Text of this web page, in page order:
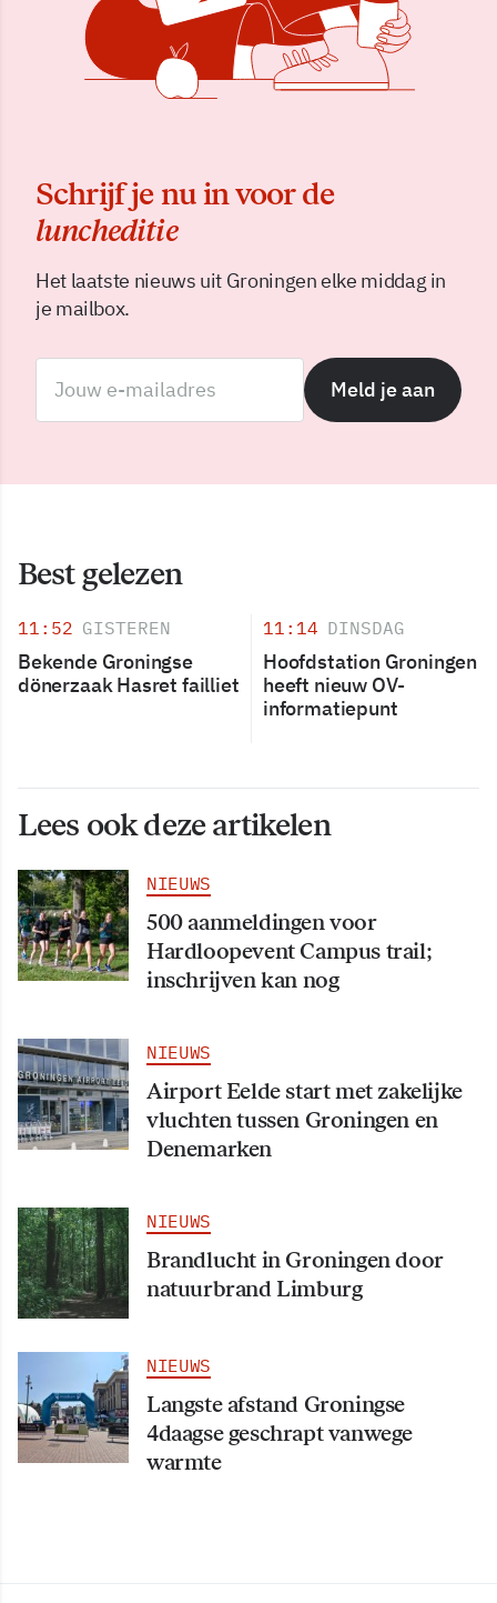
Schrijf je nu in voor de
luncheditie
Het laatste nieuws uit Groningen elke middag in
je mailbox.
Meld je aan
Best gelezen
11:52 GISTEREN
Bekende Groningse
dönerzaak Hasret failliet
11:14 DINSDAG
Hoofdstation Groningen
heeft nieuw OV-
informatiepunt
Lees ook deze artikelen
NIEUWS
500 aanmeldingen voor
Hardloopevent Campus trail;
inschrijven kan nog
NIEUWS
Airport Eelde start met zakelijke
vluchten tussen Groningen en
Denemarken
NIEUWS
Brandlucht in Groningen door
natuurbrand Limburg
NIEUWS
Langste afstand Groningse
4daagse geschrapt vanwege
warmte